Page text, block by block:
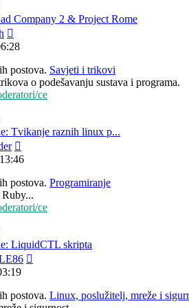
Company 2 & Project Rome
post
Savjeti i trikovi
o podešavanju sustava i programa.
ce
Tvikanje raznih linux p...
post
Programiranje
ce
LiquidCTL skripta
Linux, poslužitelj, mreže i